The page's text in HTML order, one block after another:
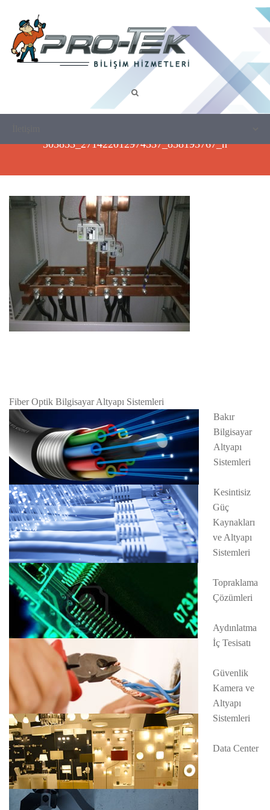
303853_271422012974537_858195767_n
Fiber Optik Bilgisayar Altyapı Sistemleri
Bakır
Bilgisayar
Altyapı
Sistemleri
Kesintisiz
Güç
Kaynakları
ve Altyapı
Sistemleri
Topraklama
Çözümleri
Aydınlatma
İç Tesisatı
Güvenlik
Kamera ve
Altyapı
Sistemleri
Data Center